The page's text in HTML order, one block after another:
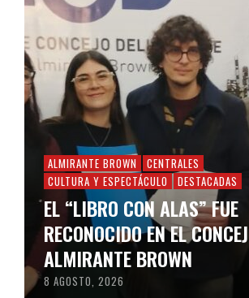
ALMIRANTE BROWN
CENTRALES
CULTURA Y ESPECTÁCULO
DESTACADAS
EL “LIBRO CON ALAS” FUE
RECONOCIDO EN EL
ALMIRANTE BROWN
8 AGOSTO, 2026